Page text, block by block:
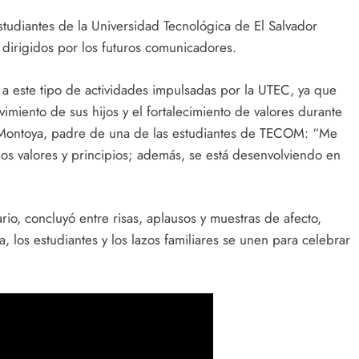
de la Universidad Tecnológica de El Salvador
por los futuros comunicadores.
este tipo de actividades impulsadas por la UTEC, ya que
de sus hijos y el fortalecimiento de valores durante
padre de una de las estudiantes de TECOM: “Me
valores y principios; además, se está desenvolviendo en
concluyó entre risas, aplausos y muestras de afecto,
los estudiantes y los lazos familiares se unen para celebrar